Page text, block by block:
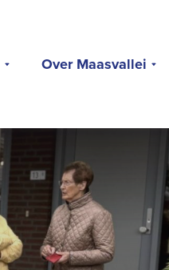
Over Maasvallei